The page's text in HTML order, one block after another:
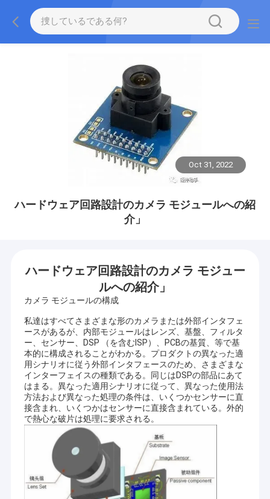
Oct 31, 2022
ハードウェア回路設計のカメラ モジュールへの紹
介」
ハードウェア回路設計のカメラ モジュー
ルへの紹介」
カメラ モジュールの構成
私達はすべてさまざまな形のカメラまたは外部インタフェ
ースがあるが、内部モジュールはレンズ、基盤、フィルタ
ー、センサー、DSP （を含むISP）、PCBの基質、等で基
本的に構成されることがわかる。プロダクトの異なった適
用シナリオに従う外部インタフェースのため、さまざまな
インターフェイスの種類である。同じはDSPの部品にあて
はまる。異なった適用シナリオに従って、異なった使用法
方法および異なった処理の条件は、いくつかセンサーに直
接含まれ、いくつかはセンサーに直接含まれている。外的
で熱心な破片は処理に要求される。